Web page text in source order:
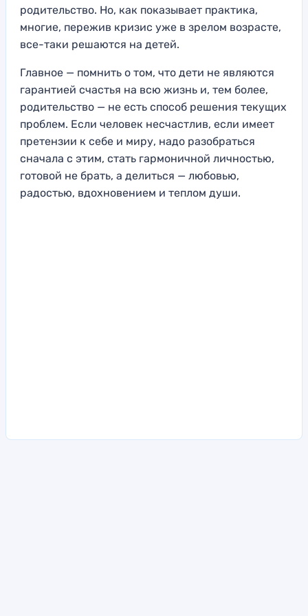
родительство. Но, как показывает практика,
многие, пережив кризис уже в зрелом возрасте,
все-таки решаются на детей.
Главное — помнить о том, что дети не являются
гарантией счастья на всю жизнь и, тем более,
родительство — не есть способ решения текущих
проблем. Если человек несчастлив, если имеет
претензии к себе и миру, надо разобраться
сначала с этим, стать гармоничной личностью,
готовой не брать, а делиться — любовью,
радостью, вдохновением и теплом души.